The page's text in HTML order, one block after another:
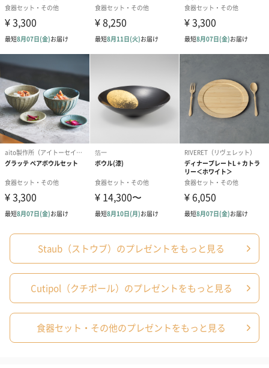
あり（280円）
メッセージカード（通常・写真・グリーティング）
誕生日や結婚祝い・出産祝いなど、様々なシーンのメッセージカ
ードを同梱します。
メッセージカードや封筒のデザインは一部変更する場合がありま
す。
写真付きメッセージカ
ード（680円）
写真付きメッセージカ
ード（Thank you）ピ
ンク（680円）
【誕生日】
Birthday ホワ
刷なし）（
Staub（ストウブ）のプレゼントをもっと見る
Cutipol（クチポール）のプレゼントをもっと見る
食器セット・その他のプレゼントをもっと見る